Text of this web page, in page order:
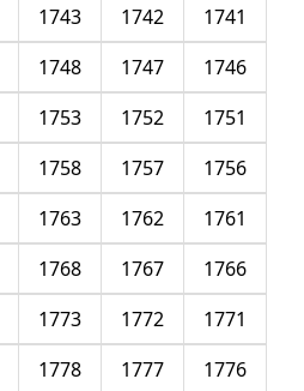
1741
1742
1743
1746
1747
1748
1751
1752
1753
1756
1757
1758
1761
1762
1763
1766
1767
1768
1771
1772
1773
1776
1777
1778